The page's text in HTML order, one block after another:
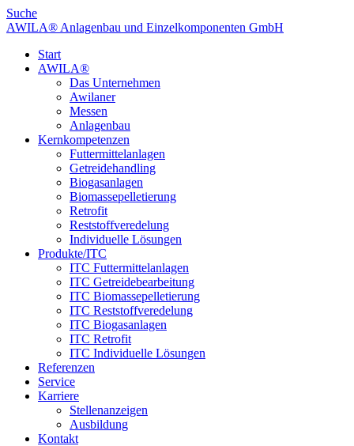
Suche
AWILA® Anlagenbau und Einzelkomponenten GmbH
Start
AWILA®
Das Unternehmen
Awilaner
Messen
Anlagenbau
Kernkompetenzen
Futtermittelanlagen
Getreidehandling
Biogasanlagen
Biomassepelletierung
Retrofit
Reststoffveredelung
Individuelle Lösungen
Produkte/ITC
ITC Futtermittelanlagen
ITC Getreidebearbeitung
ITC Biomassepelletierung
ITC Reststoffveredelung
ITC Biogasanlagen
ITC Retrofit
ITC Individuelle Lösungen
Referenzen
Service
Karriere
Stellenanzeigen
Ausbildung
Kontakt